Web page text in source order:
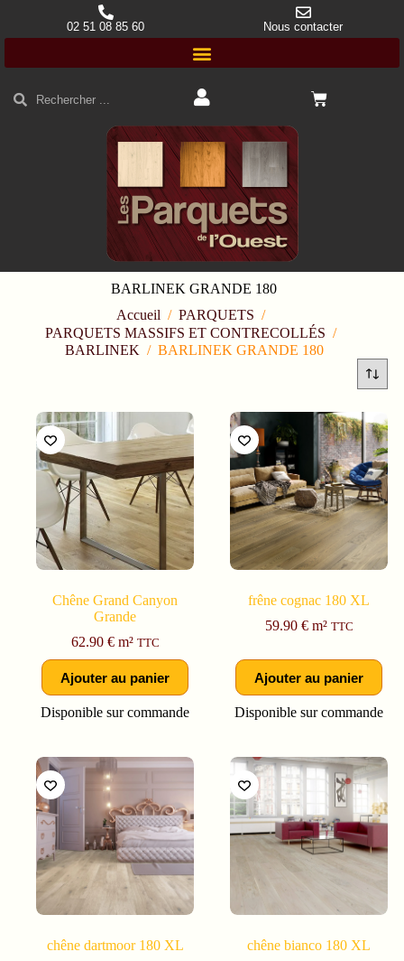
02 51 08 85 60 Nous contacter
BARLINEK GRANDE 180
Accueil / PARQUETS /
PARQUETS MASSIFS ET CONTRECOLLÉS /
BARLINEK / BARLINEK GRANDE 180
Chêne Grand Canyon
Grande
62.90 €m² TTC
Ajouter au panier
Disponible sur commande
frêne cognac 180 XL
59.90 €m² TTC
Ajouter au panier
Disponible sur commande
chêne dartmoor 180 XL
chêne bianco 180 XL